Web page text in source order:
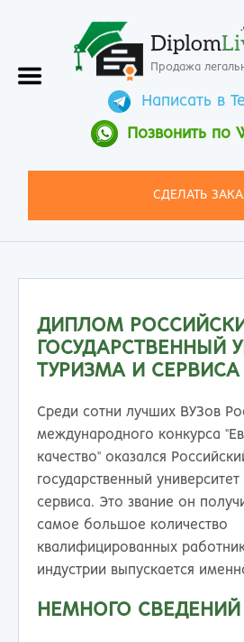
Diplom
Продажа
Написать в
Позвонить по
СДЕЛАТЬ
ДИПЛОМ
ГОСУДАРСТВЕННЫЙ
ТУРИЗМА И СЕРВИСА
Среди сотни лучших ВУЗов
международного конкурса
качество" оказался
государственный
сервиса. Это звание он
самое большое количество
квалифицированных
индустрии выпускается
НЕМНОГО СВЕДЕНИЙ